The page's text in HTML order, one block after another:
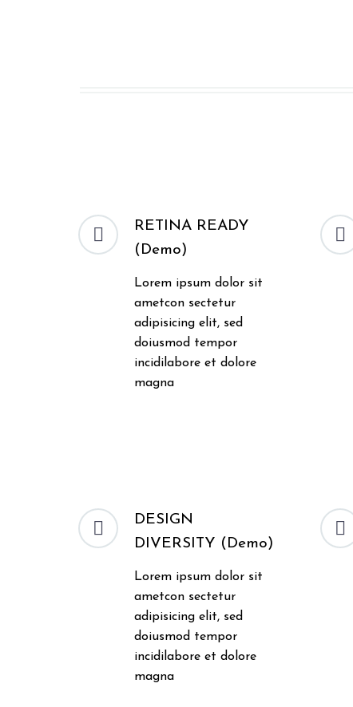


RETINA READY
(Demo)
Lorem ipsum dolor sit
ametcon sectetur
adipisicing elit, sed
doiusmod tempor
incidilabore et dolore
magna




DESIGN
DIVERSITY (Demo)
Lorem ipsum dolor sit
ametcon sectetur
adipisicing elit, sed
doiusmod tempor
incidilabore et dolore
magna

